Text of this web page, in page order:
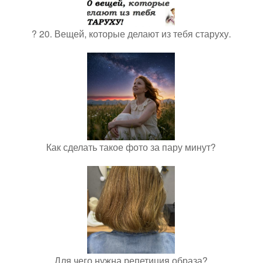
? 20. Вещей, которые делают из тебя старуху.
Как сделать такое фото за пару минут?